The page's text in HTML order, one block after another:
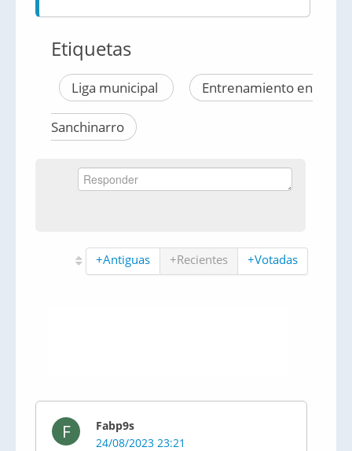
Etiquetas
Liga municipal Entrenamiento en
Sanchinarro
+Antiguas +Recientes +Votadas
F
Fabp9s
24/08/2023 23:21